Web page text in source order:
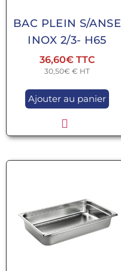
BAC PLEIN S/ANSE
INOX 2/3- H65
36,60€
30,50€ € HT
Ajouter au panier